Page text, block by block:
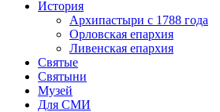
История
Архипастыри с 1788 года
Орловская епархия
Ливенская епархия
Святые
Святыни
Музей
Для СМИ